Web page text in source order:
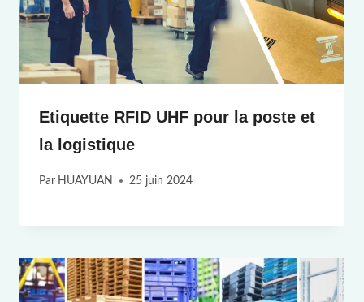
Etiquette RFID UHF pour la poste et
la logistique
Par HUAYUAN 25 juin 2024